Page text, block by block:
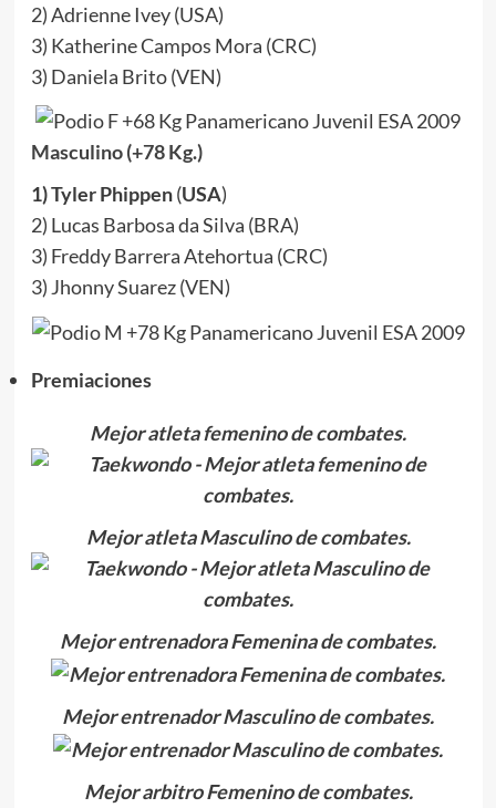
2) Adrienne Ivey (USA)
3) Katherine Campos Mora (CRC)
3) Daniela Brito (VEN)
Masculino (+78 Kg.)
1) Tyler Phippen(USA)
2) Lucas Barbosa da Silva (BRA)
3) Freddy Barrera Atehortua (CRC)
3) Jhonny Suarez (VEN)
Premiaciones
Mejor atleta femenino de combates.
Mejor atleta Masculino de combates.
Mejor entrenadora Femenina de combates.
Mejor entrenador Masculino de combates.
Mejor arbitro Femenino de combates.